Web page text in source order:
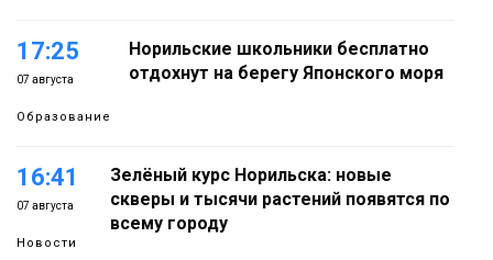
17:25
07 августа
Образование
Норильские школьники бесплатно
отдохнут на берегу Японского моря
16:41
07 августа
Новости
Зелёный курс Норильска: новые
скверы и тысячи растений появятся по
всему городу